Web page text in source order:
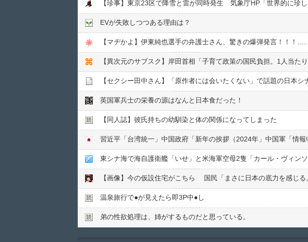
EVが失敗しつつある理由は？
【マヂかよ】伊東純也選手の弁護士さん、驚きの爆弾発言！！！.....
【異次元のサブスク】岸田首相「子育て政策の国民負担。1人当た
英国軍兵士の栄養の源はなんと日本食だった！
【同人誌】彼氏持ちの幼馴染と体の関係になってしまった
温泉旅行で●︎が見えたら即3P中●︎し
弟の性欲処理は、姉がするものだと思っている。